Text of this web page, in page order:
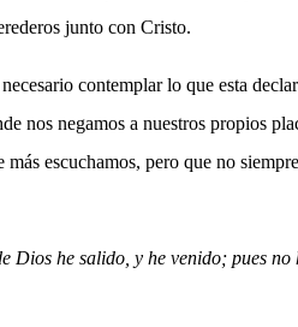
junto con Cristo.
contemplar lo que esta
nos negamos a nuestros propios
escuchamos, pero que no
he salido, y he venido; pues